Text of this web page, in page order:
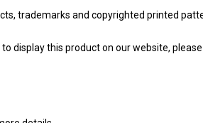
trademarks and copyrighted printed
display this product on our website,